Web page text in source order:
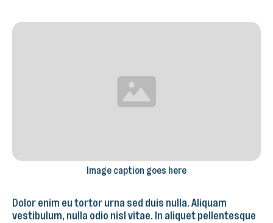
Image caption goes here
Dolor enim eu tortor urna sed duis nulla. Aliquam
vestibulum, nulla odio nisl vitae. In aliquet pellentesque